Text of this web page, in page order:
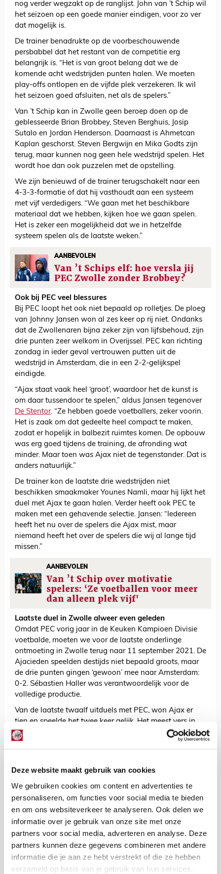
Deze website maakt gebruik van cookies
We gebruiken cookies om content en advertenties te
personaliseren, om functies voor social media te bieden
en om ons websiteverkeer te analyseren. Ook delen we
informatie over je gebruik van onze site met onze
partners voor social media, adverteren en analyse. Deze
partners kunnen deze gegevens combineren met andere
informatie die je aan ze hebt verstrekt of die ze hebben
verzameld op basis van je gebruik van hun services.
nog verder wegzakt op de ranglijst. John van ’t Schip wil
het seizoen op een goede manier eindigen, voor zo ver
dat mogelijk is.
De trainer benadrukte op de voorbeschouwende
persbabbel dat het restant van de competitie erg
belangrijk is. “Het is van groot belang dat we de
komende acht wedstrijden punten halen. We moeten
play-offs ontlopen en de vijfde plek verzekeren. Ik wil
het seizoen goed afsluiten, net als de spelers.”
Van ’t Schip kan in Zwolle geen beroep doen op de
geblesseerde Brian Brobbey, Steven Berghuis, Josip
Sutalo en Jordan Henderson. Daarnaast is Ahmetcan
Kaplan geschorst. Steven Bergwijn en Mika Godts zijn
terug, maar kunnen nog geen hele wedstrijd spelen. Het
wordt hoe dan ook puzzelen met de opstelling.
We zijn benieuwd of de trainer terugschakelt naar een
4-3-3-formatie of dat hij vasthoudt aan een systeem
met vijf verdedigers. “We gaan met het beschikbare
materiaal dat we hebben, kijken hoe we gaan spelen.
Het is zeker een mogelijkheid dat we in hetzelfde
systeem spelen als de laatste weken.”
AANBEVOLEN
Van ’t Schips elf: hoe versla jij
PEC Zwolle zonder Brobbey?
Ook bij PEC veel blessures
Bij PEC loopt het ook niet bepaald op rolletjes. De ploeg
van Johnny Jansen won al zes keer op rij niet. Ondanks
dat de Zwollenaren bijna zeker zijn van lijfsbehoud, zijn
drie punten zeer welkom in Overijssel. PEC kan richting
zondag in ieder geval vertrouwen putten uit de
wedstrijd in Amsterdam, die in een 2-2-gelijkspel
eindigde.
“Ajax staat vaak heel ‘groot’, waardoor het de kunst is
om daar tussendoor te spelen,” aldus Jansen tegenover
De Stentor. “Ze hebben goede voetballers, zeker voorin.
Het is zaak om dat gedeelte heel compact te maken,
zodat er hopelijk in balbezit ruimtes komen. De opbouw
was erg goed tijdens de training, de afronding wat
minder. Maar toen was Ajax niet de tegenstander. Dat is
anders natuurlijk.”
De trainer kon de laatste drie wedstrijden niet
beschikken smaakmaker Younes Namli, maar hij lijkt het
duel met Ajax te gaan halen. Verder heeft ook PEC te
maken met een gehavende selectie. Jansen: “Iedereen
heeft het nu over de spelers die Ajax mist, maar
niemand heeft het over de spelers die wij al lange tijd
missen.”
AANBEVOLEN
Van ’t Schip over motivatie
spelers: ‘Ze voetballen voor meer
dan alleen plek vijf'
Laatste duel in Zwolle alweer even geleden
Omdat PEC vorig jaar in de Keuken Kampioen Divisie
voetbalde, moeten we voor de laatste onderlinge
ontmoeting in Zwolle terug naar 11 september 2021. De
Ajacieden speelden destijds niet bepaald groots, maar
de drie punten gingen ‘gewoon’ mee naar Amsterdam:
0-2. Sébastien Haller was verantwoordelijk voor de
volledige productie.
Van de laatste twaalf uitduels met PEC, won Ajax er
tien en speelde het twee keer gelijk. Het meest vers in
het geheugen staat echter de wedstrijd in Amsterdam
van eerder dit seizoen. Onder leiding van invaltrainer
PEC en Ajax trappen zondag om 12.15 uur af in het
MAC3PARK stadion. Het duel staat onder leiding van
Jeroen Manschot, terwijl Ingmar Oostrom de VAR van
dienst is.
AANBEVOLEN
Van ’t Schip legt link tussen
blessures en mentale